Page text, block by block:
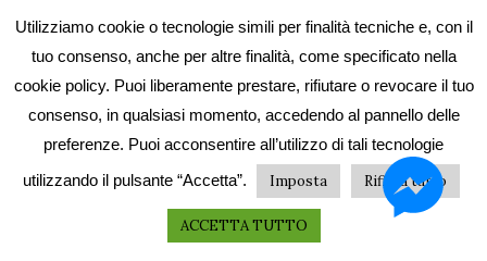
Contatti
Privacy e Cookie
Codice etico
I primi vent’anni
Collane e catalogo storico
Utilizziamo cookie o tecnologie simili per finalità tecniche e, con il
tuo consenso, anche per altre finalità, come specificato nella
cookie policy. Puoi liberamente prestare, rifiutare o revocare il tuo
consenso, in qualsiasi momento, accedendo al pannello delle
preferenze. Puoi acconsentire all’utilizzo di tali tecnologie
utilizzando il pulsante “Accetta”.
Imposta Rifiuta tutto
ACCETTA TUTTO